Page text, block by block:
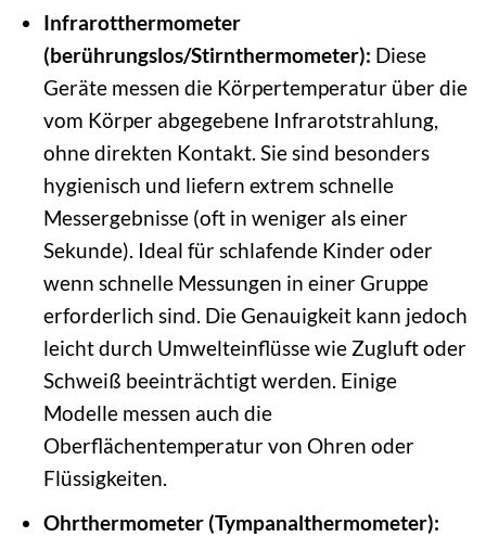
Infrarotthermometer
(berührungslos/Stirnthermometer): Diese
Geräte messen die Körpertemperatur über die
vom Körper abgegebene Infrarotstrahlung,
ohne direkten Kontakt. Sie sind besonders
hygienisch und liefern extrem schnelle
Messergebnisse (oft in weniger als einer
Sekunde). Ideal für schlafende Kinder oder
wenn schnelle Messungen in einer Gruppe
erforderlich sind. Die Genauigkeit kann jedoch
leicht durch Umwelteinflüsse wie Zugluft oder
Schweiß beeinträchtigt werden. Einige
Modelle messen auch die
Oberflächentemperatur von Ohren oder
Flüssigkeiten.
Ohrthermometer (Tympanalthermometer):